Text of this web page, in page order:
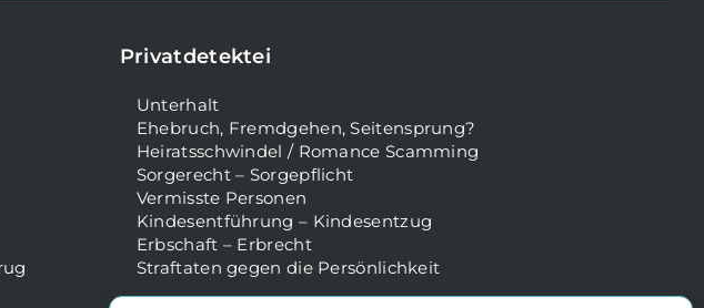
Privatdetektei
Unterhalt
Ehebruch, Fremdgehen, Seitensprung?
Heiratsschwindel / Romance Scamming
Sorgerecht – Sorgepflicht
Vermisste Personen
Kindesentführung – Kindesentzug
Erbschaft – Erbrecht
Straftaten gegen die Persönlichkeit